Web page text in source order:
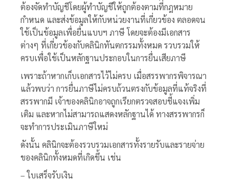
ต้องจัดทำบัญชีโดยผู้ทำบัญชีให้ถูกต้องตามที่กฎหมาย
กำหนด และส่งข้อมูลให้กับหน่วยงานที่เกี่ยวข้อง ตลอดจน
ใช้เป็นข้อมูลเพื่อยื่นแบบฯ ภาษี โดยจะต้องมีเอกสาร
ต่างๆ ที่เกี่ยวข้องกับคลินิกทันตกรรมทั้งหมด รวบรวมให้
ครบเพื่อใช้เป็นหลักฐานประกอบในการยื่นเสียภาษี
เพราะถ้าหากเก็บเอกสารไว้ไม่ครบ เมื่อสรรพากรพิจารณา
แล้วพบว่า การยื่นภาษีไม่ครบถ้วนตรงกับข้อมูลที่แท้จริงที่
สรรพากมี เจ้าของคลินิกอาจถูกเรียกตรวจสอบชี้แจงเพิ่ม
เติม และหากไม่สามารถแสดงหลักฐานได้ ทางสรรพากรก็
จะทำการประเมินภาษีใหม่
ดังนั้น คลินิกจะต้องรวบรวมเอกสารทั้งรายรับและรายจ่าย
ของคลินิกทั้งหมดที่เกิดขึ้น เช่น
– ใบเสร็จรับเงิน